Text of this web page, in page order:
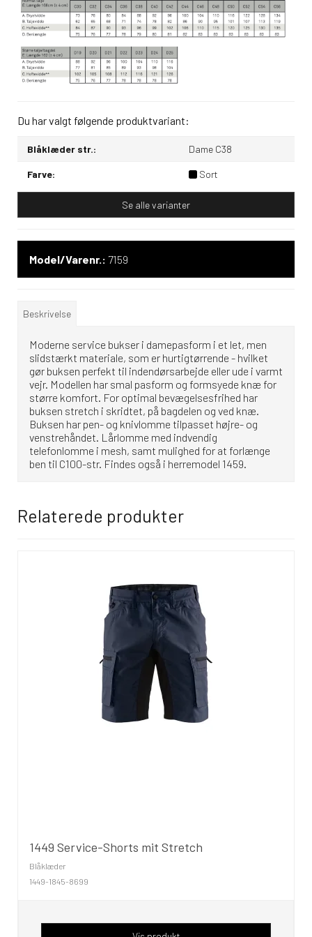
Du har valgt følgende produktvariant:
Blåklæder str.: Dame C38
Farve: Sort
Se alle varianter
Model/Varenr.: 7159
Beskrivelse
Moderne service bukser i damepasform i et let, men
slidstærkt materiale, som er hurtigtørrende - hvilket
gør buksen perfekt til indendørsarbejde eller ude i varmt
vejr. Modellen har smal pasform og formsyede knæ for
større komfort. For optimal bevægelsesfrihed har
buksen stretch i skridtet, på bagdelen og ved knæ.
Buksen har pen- og knivlomme tilpasset højre- og
venstrehåndet. Lårlomme med indvendig
telefonlomme i mesh, samt mulighed for at forlænge
ben til C100-str. Findes også i herremodel 1459.
Relaterede produkter
1449 Service-Shorts mit Stretch
Blåklæder
1449-1845-8699